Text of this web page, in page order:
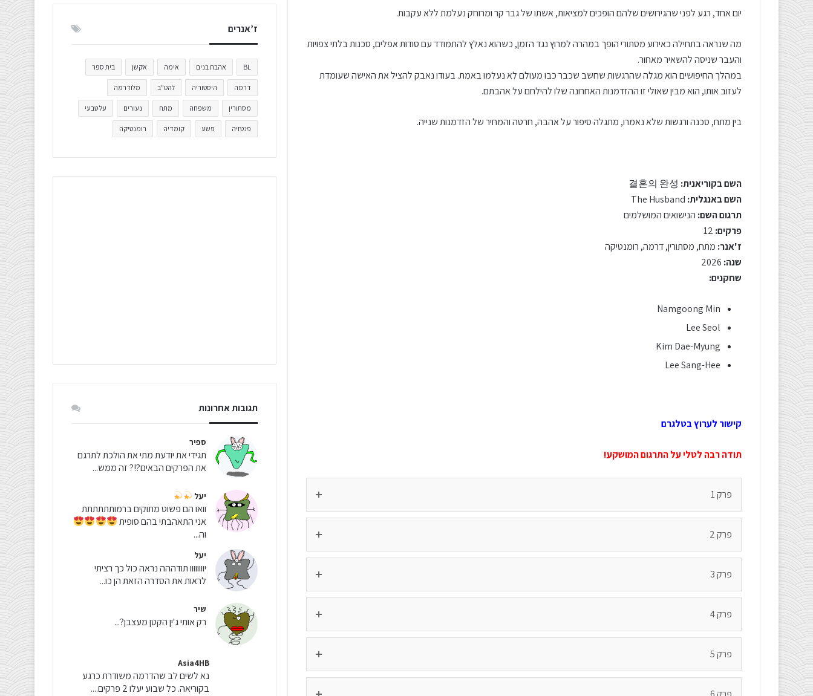
יום אחד, רגע לפני שהגירושים שלהם הופכים למציאות, אשתו של גבר קר ומרוחק נעלמת ללא עקבות.
מה שנראה בתחילה כאירוע מסתורי הופך במהרה למרוץ נגד הזמן, כשהוא נאלץ להתמודד עם סודות אפלים, סכנות בלתי צפויות
והעבר שניסה להשאיר מאחור.
במהלך החיפושים הוא מגלה שהרגשות שחשב שכבר כבו מעולם לא נעלמו באמת. בעודו נאבק להציל את האישה שעומדת
לעזוב אותו, הוא מבין שאולי זו ההזדמנות האחרונה שלו להילחם על אהבתם.
בין מתח, סכנה ורגשות שלא נאמרו, מתגלה סיפור על אהבה, חרטה והמחיר של הזדמנות שנייה.
השם בקוריאנית: 결혼의 완성
השם באנגלית: The Husband
תרגום השם: הנישואים המושלמים
פרקים: 12
ז'אנר: מתח, מסתורין, דרמה, רומנטיקה
שנה: 2026
שחקנים:
Namgoong Min
Lee Seol
Kim Dae-Myung
Lee Sang-Hee
קישור לערוץ בטלגרם
תודה רבה לטלי על התרגום המושקע!
פרק 1
פרק 2
פרק 3
פרק 4
פרק 5
ז’אנרים
BL אהבת בנים אימה אקשן בית ספר
דרמה היסטוריה להט"ב מלודרמה
מסתורין משפחה מתח נעורים על טבעי
פנטזיה פשע קומדיה רומנטיקה
תגובות אחרונות
ספיר
תגידי את יודעת מתי את הולכת לתרגם
את הפרקים הבאים?!? זה ממש...
יעל
וואו הם פשוט מתוקים ברמותתתתתת
אני התאהבתי בהם סופית
וה...
יעל
יוווווווו תודההה נראה כול כך רציתי
לראות את הסדרה הזאת הן כו...
שיר
רק אותי ג'ין הקטן מעצבן?...
Asia4HB
נא לשים לב שהדרמה משודרת כרגע
בקוריאה. כל שבוע יעלו 2 פרקים....